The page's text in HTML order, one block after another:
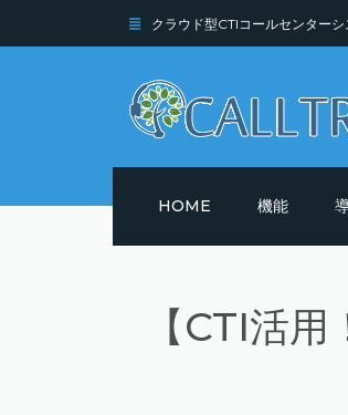
クラウド型CTIコールセンター
HOME 機能
セキュリティ
【CTI活